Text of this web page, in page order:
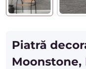
Piatră
Moonstone,